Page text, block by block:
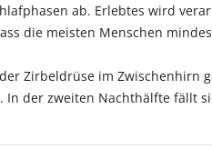
ab. Erlebtes wird
die meisten Menschen
Zirbeldrüse im
der zweiten Nachthälfte fällt